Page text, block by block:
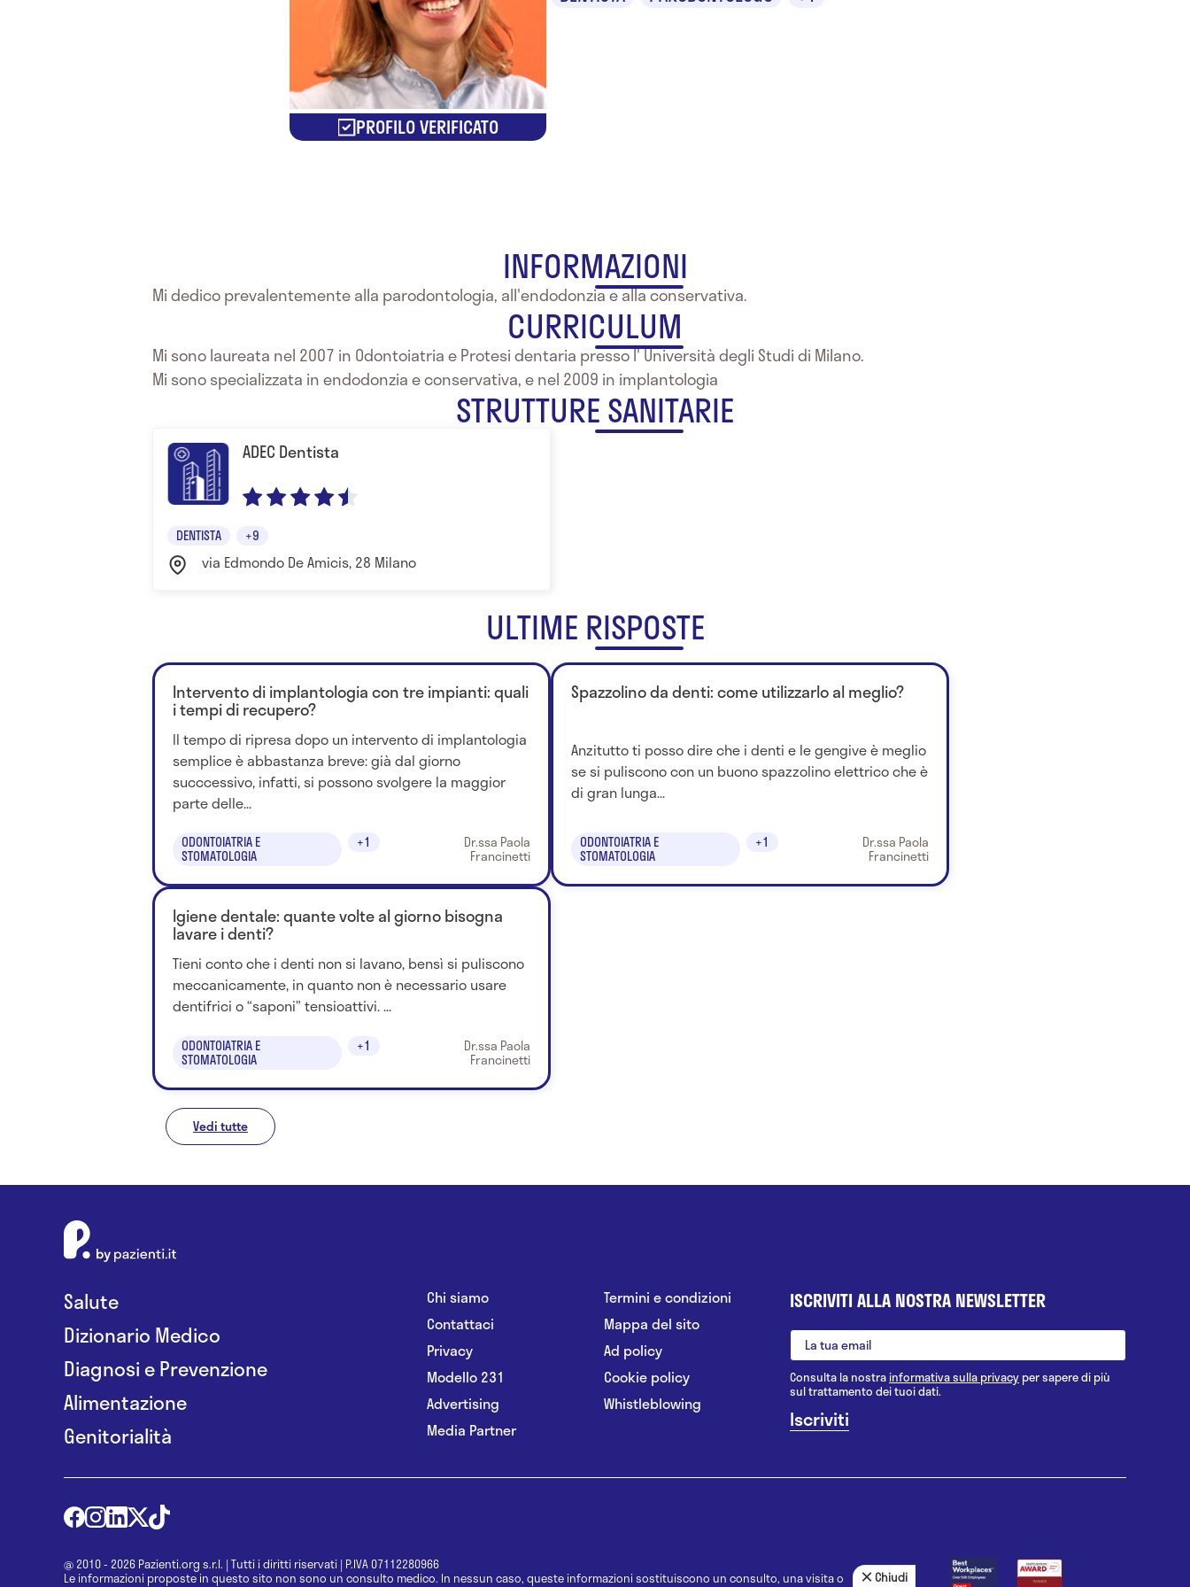
PROFILO VERIFICATO
INFORMAZIONI
Mi dedico prevalentemente alla parodontologia, all'endodonzia e alla conservativa.
CURRICULUM
Mi sono laureata nel 2007 in Odontoiatria e Protesi dentaria presso l' Università degli Studi di Milano.
Mi sono specializzata in endodonzia e conservativa, e nel 2009 in implantologia
STRUTTURE SANITARIE
ADEC Dentista
DENTISTA +9
via Edmondo De Amicis, 28 Milano
ULTIME RISPOSTE
Intervento di implantologia con tre impianti: quali
i tempi di recupero?
Il tempo di ripresa dopo un intervento di implantologia
semplice è abbastanza breve: già dal giorno
succcessivo, infatti, si possono svolgere la maggior
parte delle...
ODONTOIATRIA E
STOMATOLOGIA
+1 Dr.ssa Paola
Francinetti
Spazzolino da denti: come utilizzarlo al meglio?
Anzitutto ti posso dire che i denti e le gengive è meglio
se si puliscono con un buono spazzolino elettrico che è
di gran lunga...
ODONTOIATRIA E
STOMATOLOGIA
+1 Dr.ssa Paola
Francinetti
Igiene dentale: quante volte al giorno bisogna
lavare i denti?
Tieni conto che i denti non si lavano, bensì si puliscono
meccanicamente, in quanto non è necessario usare
dentifrici o “saponi” tensioattivi. ...
ODONTOIATRIA E
STOMATOLOGIA
+1 Dr.ssa Paola
Francinetti
Vedi tutte
Salute
Dizionario Medico
Diagnosi e Prevenzione
Alimentazione
Genitorialità
Chi siamo
Contattaci
Privacy
Modello 231
Advertising
Media Partner
Termini e condizioni
Mappa del sito
Ad policy
Cookie policy
Whistleblowing
ISCRIVITI ALLA NOSTRA NEWSLETTER
Consulta la nostrainformativa sulla privacy per sapere di più
sul trattamento dei tuoi dati.
@ 2010 - 2026 Pazienti.org s.r.l. | Tutti i diritti riservati | P.IVA 07112280966
Le informazioni proposte in questo sito non sono un consulto medico. In nessun caso, queste informazioni sostituiscono un consulto, una visita o
Chiudi